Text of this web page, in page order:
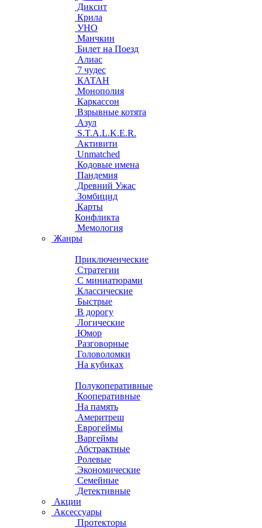
Диксит
Крила
УНО
Манчкин
Билет на Поезд
Алиас
7 чудес
КАТАН
Монополия
Каркассон
Взрывные котята
Азул
S.T.A.L.K.E.R.
Активити
Unmatched
Кодовые имена
Пандемия
Древний Ужас
Зомбицид
Карты
Конфликта
Мемология
Жанры
Приключенческие
Стратегии
С миниатюрами
Классические
Быстрые
В дорогу
Логические
Юмор
Разговорные
Головоломки
На кубиках
Полукоперативные
Кооперативные
На память
Америтреш
Еврогеймы
Варгеймы
Абстрактные
Ролевые
Экономические
Семейные
Детективные
Акции
Аксессуары
Протекторы